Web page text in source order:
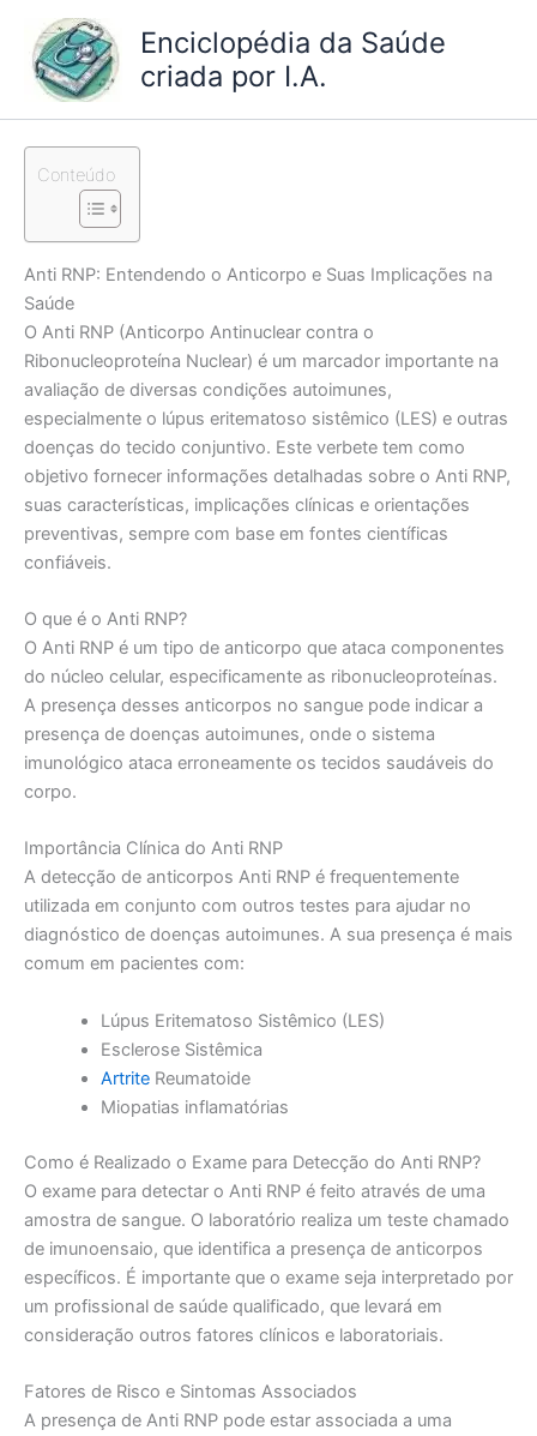
conteúdo
Enciclopédia da Saúde
criada por I.A.
Conteúdo
Anti RNP: Entendendo o Anticorpo e Suas Implicações na
Saúde
O Anti RNP (Anticorpo Antinuclear contra o
Ribonucleoproteína Nuclear) é um marcador importante na
avaliação de diversas condições autoimunes,
especialmente o lúpus eritematoso sistêmico (LES) e outras
doenças do tecido conjuntivo. Este verbete tem como
objetivo fornecer informações detalhadas sobre o Anti RNP,
suas características, implicações clínicas e orientações
preventivas, sempre com base em fontes científicas
confiáveis.
O que é o Anti RNP?
O Anti RNP é um tipo de anticorpo que ataca componentes
do núcleo celular, especificamente as ribonucleoproteínas.
A presença desses anticorpos no sangue pode indicar a
presença de doenças autoimunes, onde o sistema
imunológico ataca erroneamente os tecidos saudáveis do
corpo.
Importância Clínica do Anti RNP
A detecção de anticorpos Anti RNP é frequentemente
utilizada em conjunto com outros testes para ajudar no
diagnóstico de doenças autoimunes. A sua presença é mais
comum em pacientes com:
Lúpus Eritematoso Sistêmico (LES)
Esclerose Sistêmica
ArtriteReumatoide
Miopatias inflamatórias
Como é Realizado o Exame para Detecção do Anti RNP?
O exame para detectar o Anti RNP é feito através de uma
amostra de sangue. O laboratório realiza um teste chamado
de imunoensaio, que identifica a presença de anticorpos
específicos. É importante que o exame seja interpretado por
um profissional de saúde qualificado, que levará em
consideração outros fatores clínicos e laboratoriais.
Fatores de Risco e Sintomas Associados
A presença de Anti RNP pode estar associada a uma